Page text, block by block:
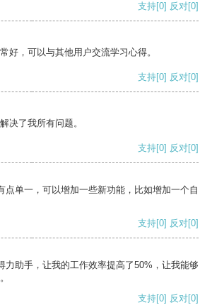
支持[0] 反对[0]
好，可以与其他用户交流学习心得。
支持[0] 反对[0]
决了我所有问题。
支持[0] 反对[0]
点单一，可以增加一些新功能，比如增加一个自
支持[0] 反对[0]
力助手，让我的工作效率提高了50%，让我能够
支持[0] 反对[0]